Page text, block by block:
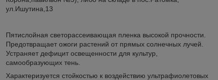
ул.Ишутина,13
Пятислойная светорассеивающая пленка высокой прочности.
Предотвращает ожоги растений от прямых солнечных лучей.
Устраняет дефицит освещенности для культур,
самообразующих тень.
Характеризуется стойкостью к воздействию ультрафиолетовых